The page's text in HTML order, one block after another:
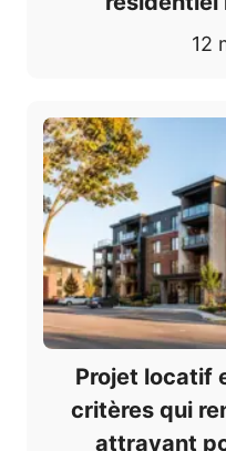
12
Projet locatif
critères qui
attrayant